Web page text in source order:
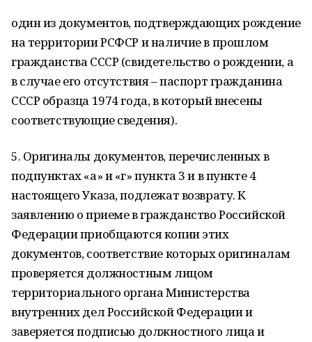
один из документов, подтверждающих рождение
на территории РСФСР и наличие в прошлом
гражданства СССР (свидетельство о рождении, а
в случае его отсутствия – паспорт гражданина
СССР образца 1974 года, в который внесены
соответствующие сведения).
5. Оригиналы документов, перечисленных в
подпунктах «а» и «г» пункта 3 и в пункте 4
настоящего Указа, подлежат возврату. К
заявлению о приеме в гражданство Российской
Федерации приобщаются копии этих
документов, соответствие которых оригиналам
проверяется должностным лицом
территориального органа Министерства
внутренних дел Российской Федерации и
заверяется подписью должностного лица и